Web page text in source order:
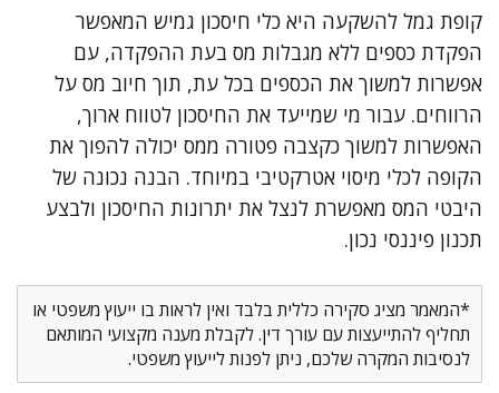
קופת גמל להשקעה היא כלי חיסכון גמיש המאפשר
הפקדת כספים ללא מגבלות מס בעת ההפקדה, עם
אפשרות למשוך את הכספים בכל עת, תוך חיוב מס על
הרווחים. עבור מי שמייעד את החיסכון לטווח ארוך,
האפשרות למשוך כקצבה פטורה ממס יכולה להפוך את
הקופה לכלי מיסוי אטרקטיבי במיוחד. הבנה נכונה של
היבטי המס מאפשרת לנצל את יתרונות החיסכון ולבצע
תכנון פיננסי נכון.
*המאמר מציג סקירה כללית בלבד ואין לראות בו ייעוץ משפטי או
תחליף להתייעצות עם עורך דין. לקבלת מענה מקצועי המותאם
לנסיבות המקרה שלכם, ניתן לפנות לייעוץ משפטי.